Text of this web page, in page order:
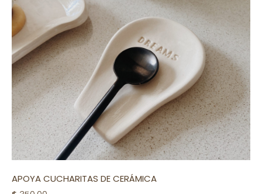
APOYA CUCHARITAS DE CERÁMICA